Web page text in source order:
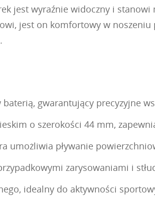
jest wyraźnie widoczny i
jest on komfortowy w noszeniu
gwarantujący precyzyjne
o szerokości 44 mm,
umożliwia pływanie
zarysowaniami i
idealny do aktywności